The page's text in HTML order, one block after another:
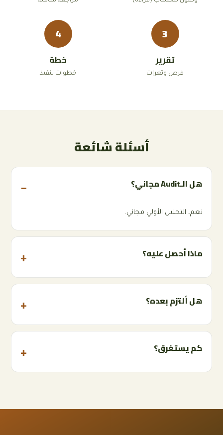
3
تقرير
فرص وثغرات
4
خطة
خطوات تنفيذ
أسئلة شائعة
هل الـAudit مجاني؟
نعم، التحليل الأولي مجاني.
ماذا أحصل عليه؟
هل ألتزم بعده؟
كم يستغرق؟